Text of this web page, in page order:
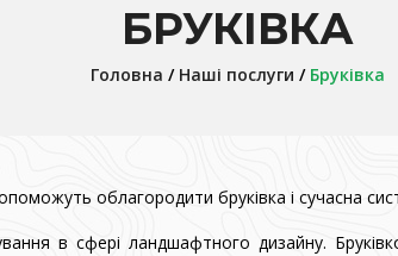
БРУКІВКА
Головна / Наші послуги / Бруківка
облагородити бруківка і сучасна
в сфері ландшафтного дизайну.